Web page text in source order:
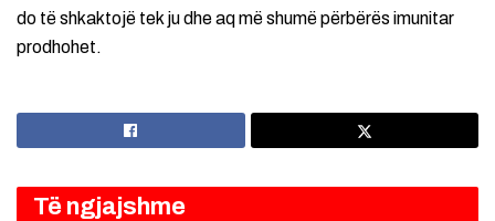
do të shkaktojë tek ju dhe aq më shumë përbërës imunitar
prodhohet.
Të ngjajshme